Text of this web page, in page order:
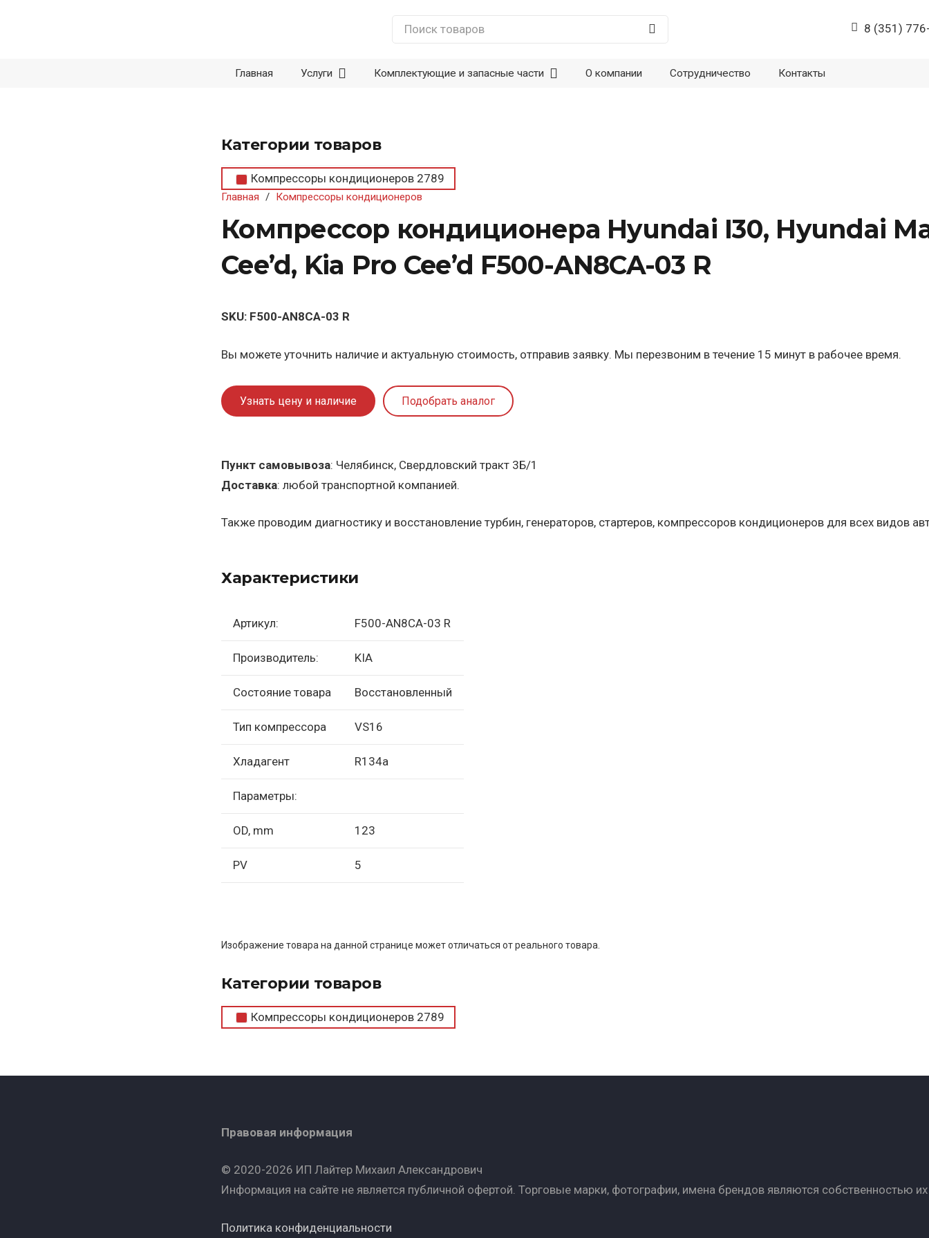
8 (351)
Главная Услуги Комплектующие и запасные части О компании Сотрудничество Контакты
Категории товаров
Компрессоры кондиционеров 2789
Главная / Компрессоры кондиционеров
Компрессор кондиционера Hyundai I30, Hyundai
Cee’d, Kia Pro Cee’d F500-AN8CA-03 R
SKU: F500-AN8CA-03 R
Вы можете уточнить наличие и актуальную стоимость, отправив заявку. Мы перезвоним в течение 15 минут в рабочее время.
Узнать цену и наличие Подобрать аналог
Пункт самовывоза: Челябинск, Свердловский тракт 3Б/1
Доставка: любой транспортной компанией.
Также проводим диагностику и восстановление турбин, генераторов, стартеров, компрессоров кондиционеров для всех видов
Характеристики
Артикул: F500-AN8CA-03 R
Производитель: KIA
Состояние товара Восстановленный
Тип компрессора VS16
Хладагент R134a
Параметры:
OD, mm 123
PV 5
Изображение товара на данной странице может отличаться от реального товара.
Категории товаров
Компрессоры кондиционеров 2789
Правовая информация
© 2020-2026 ИП Лайтер Михаил Александрович
Информация на сайте не является публичной офертой. Торговые марки, фотографии, имена брендов являются собственностью
Политика конфиденциальности